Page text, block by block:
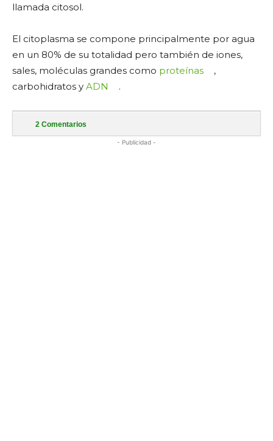
llamada citosol.
El citoplasma se compone principalmente por agua
en un 80% de su totalidad pero también de iones,
sales, moléculas grandes como proteínas
,
carbohidratos y ADN .
2 Comentarios
- Publicidad -